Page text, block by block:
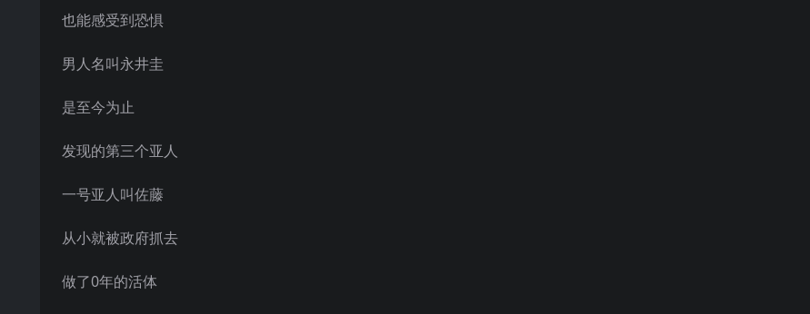
也能感受到恐惧
男人名叫永井圭
是至今为止
发现的第三个亚人
一号亚人叫佐藤
从小就被政府抓去
做了0年的活体